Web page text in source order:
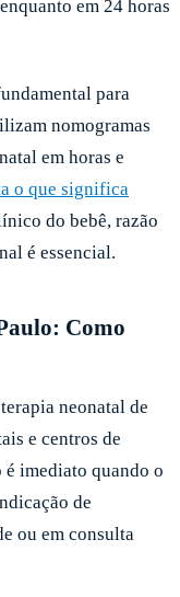
em 24 horas
para
nomogramas
em horas e
o que significa
do bebê, razão
é essencial.
Como
neonatal de
e centros de
é imediato quando o
de
ou em consulta